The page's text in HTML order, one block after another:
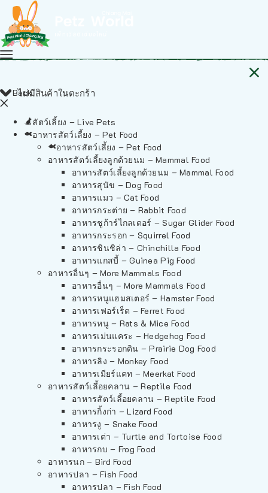
ไม่มีสินค้าในตะกร้า
Back
สัตว์เลี้ยง – Live Pets
อาหารสัตว์เลี้ยง – Pet Food
อาหารสัตว์เลี้ยง – Pet Food
อาหารสัตว์เลี้ยงลูกด้วยนม – Mammal Food
อาหารสัตว์เลี้ยงลูกด้วยนม – Mammal Food
อาหารสุนัข – Dog Food
อาหารแมว – Cat Food
อาหารกระต่าย – Rabbit Food
อาหารชูก้าร์ไกลเดอร์ – Sugar Glider Food
อาหารกระรอก – Squirrel Food
อาหารชินชิล่า – Chinchilla Food
อาหารแกสบี้ – Guinea Pig Food
อาหารอื่นๆ – More Mammals Food
อาหารอื่นๆ – More Mammals Food
อาหารหนูแฮมสเตอร์ – Hamster Food
อาหารเฟอร์เร็ต – Ferret Food
อาหารหนู – Rats & Mice Food
อาหารเม่นแคระ – Hedgehog Food
อาหารกระรอกดิน – Prairie Dog Food
อาหารลิง – Monkey Food
อาหารเมียร์แคท – Meerkat Food
อาหารสัตว์เลี้อยคลาน – Reptile Food
อาหารสัตว์เลี้อยคลาน – Reptile Food
อาหารกิ้งก่า – Lizard Food
อาหารงู – Snake Food
อาหารเต่า – Turtle and Tortoise Food
อาหารกบ – Frog Food
อาหารนก – Bird Food
อาหารปลา – Fish Food
อาหารปลา – Fish Food